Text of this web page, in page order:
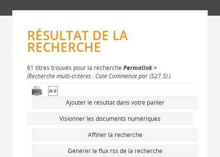
RÉSULTAT DE LA
RECHERCHE
61 titres trouvés pour la recherche Permalink=
(Recherche multi-critères : Cote Commence par (527.5) )
Ajouter le résultat dans votre panier
Visionner les documents numériques
Affiner la recherche
Générer le flux rss de la recherche